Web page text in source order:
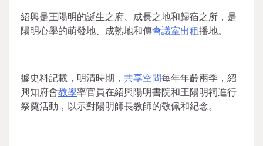
紹興是王陽明的誕生之府、成長之地和歸宿之所，是
陽明心學的萌發地、成熟地和傳會議室出租播地。
據史料記載，明清時期， 共享空間每年年齡兩季，紹
興知府會教學率官員在紹興陽明書院和王陽明祠進行
祭奠活動，以示對陽明師長教師的敬佩和紀念。